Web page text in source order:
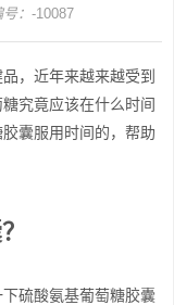
： -10087
，近年来越来越受到
究竟应该在什么时间
囊服用时间的，帮助
硫酸氨基葡萄糖胶囊